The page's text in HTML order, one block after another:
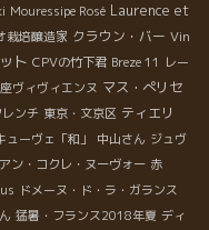
Mouressipe Rosé Laurence et
栽培醸造家 クラウン・バー Vin
ト CPVの竹下君 Breze 11 レー
ヴィヴィエンヌ マス・ぺリセ
レンチ 東京・文京区 ティエリ
ューヴェ「和」 中山さん ジュヴ
ン・コクレ・ヌーヴォー 赤
ドメーヌ・ド・ラ・ガランス
猛暑・フランス2018年夏 ディ